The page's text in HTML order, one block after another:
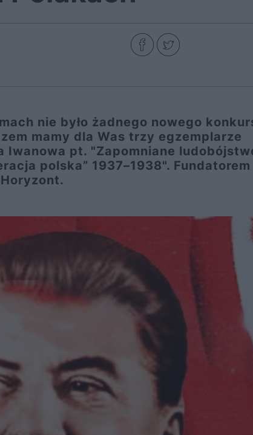
nie było żadnego nowego
mamy dla Was trzy egzemplarze
Iwanowa pt. "Zapomniane
polska” 1937–1938". Fundatorem